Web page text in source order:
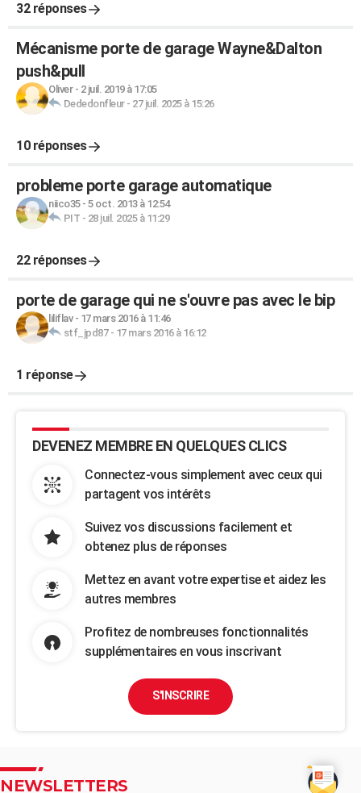
32 réponses
Mécanisme porte de garage Wayne&Dalton
push&pull
Oliver- 2 juil. 2019 à 17:05
Dededonfleur- 27 juil. 2025 à 15:26
10 réponses
probleme porte garage automatique
niico35- 5 oct. 2013 à 12:54
PIT - 28 juil. 2025 à 11:29
22 réponses
porte de garage qui ne s'ouvre pas avec le bip
liliflav- 17 mars 2016 à 11:46
stf_jpd87- 17 mars 2016 à 16:12
1 réponse
DEVENEZ MEMBRE EN QUELQUES CLICS
Connectez-vous simplement avec ceux qui
partagent vos intérêts
Suivez vos discussions facilement et
obtenez plus de réponses
Mettez en avant votre expertise et aidez les
autres membres
Profitez de nombreuses fonctionnalités
supplémentaires en vous inscrivant
S'INSCRIRE
NEWSLETTERS